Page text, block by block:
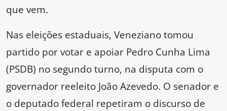
que vem.
Nas eleições estaduais, Veneziano tomou
partido por votar e apoiar Pedro Cunha Lima
(PSDB) no segundo turno, na disputa com o
governador reeleito João Azevedo. O senador e
o deputado federal repetiram o discurso de